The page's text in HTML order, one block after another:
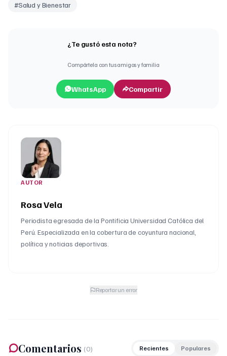
#Salud y Bienestar
¿Te gustó esta nota?
Compártela con tus amigos y familia
WhatsApp Compartir
AUTOR
Rosa Vela
Periodista egresada de la Pontificia Universidad Católica del
Perú. Especializada en la cobertura de coyuntura nacional,
política y noticias deportivas.
Reportar un error
Comentarios (0) Recientes Populares